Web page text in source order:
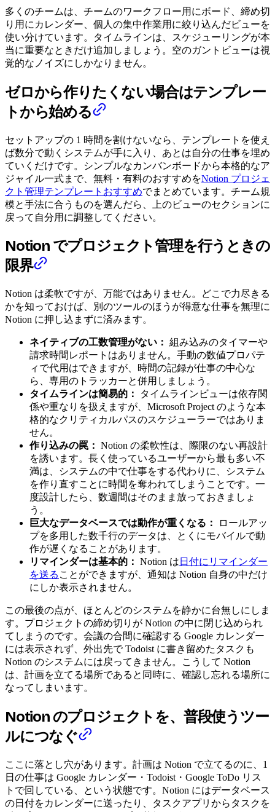
多くのチームは、チームのワークフロー用にボード、締め切
り用にカレンダー、個人の集中作業用に絞り込んだビューを
使い分けています。タイムラインは、スケジューリングが本
当に重要なときだけ追加しましょう。空のガントビューは視
覚的なノイズにしかなりません。
ゼロから作りたくない場合はテンプレー
トから始める
セットアップの 1 時間を割けないなら、テンプレートを使え
ば数分で動くシステムが手に入り、あとは自分の仕事を埋め
ていくだけです。シンプルなカンバンボードから本格的なア
ジャイル一式まで、無料・有料のおすすめをNotion プロジェ
クト管理テンプレートおすすめでまとめています。チーム規
模と手法に合うものを選んだら、上のビューのセクションに
戻って自分用に調整してください。
Notion でプロジェクト管理を行うときの
限界
Notion は柔軟ですが、万能ではありません。どこで力尽きる
かを知っておけば、別のツールのほうが得意な仕事を無理に
Notion に押し込まずに済みます。
ネイティブの工数管理がない： 組み込みのタイマーや
請求時間レポートはありません。手動の数値プロパテ
ィで代用はできますが、時間の記録が仕事の中心な
ら、専用のトラッカーと併用しましょう。
タイムラインは簡易的：
タイムラインビューは依存関
係や重なりを扱えますが、Microsoft Project のような本
格的なクリティカルパスのスケジューラーではありま
せん。
作り込みの罠： Notion の柔軟性は、際限のない再設計
を誘います。長く使っているユーザーから最も多い不
満は、システムの中で仕事をする代わりに、システム
を作り直すことに時間を奪われてしまうことです。一
度設計したら、数週間はそのまま放っておきましょ
う。
巨大なデータベースでは動作が重くなる：
ロールアッ
プを多用した数千行のデータは、とくにモバイルで動
作が遅くなることがあります。
リマインダーは基本的： Notion は 日付にリマインダー
を送る ことができますが、通知は Notion 自身の中だけ
にしか表示されません。
この最後の点が、ほとんどのシステムを静かに台無しにしま
す。プロジェクトの締め切りが Notion の中に閉じ込められ
てしまうのです。会議の合間に確認する Google カレンダー
には表示されず、外出先で Todoist に書き留めたタスクも
Notion のシステムには戻ってきません。こうして Notion
は、計画を立てる場所であると同時に、確認し忘れる場所に
なってしまいます。
Notion のプロジェクトを、普段使うツー
ルにつなぐ
ここに落とし穴があります。計画は Notion で立てるのに、1
日の仕事は Google カレンダー・Todoist・Google ToDo リス
トで回している、という状態です。Notion にはデータベース
の日付をカレンダーに送ったり、タスクアプリからタスクを